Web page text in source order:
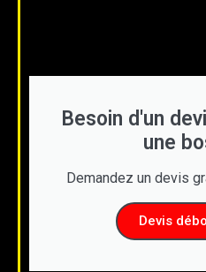
Besoin d'un
une
Demandez un devis
Devis